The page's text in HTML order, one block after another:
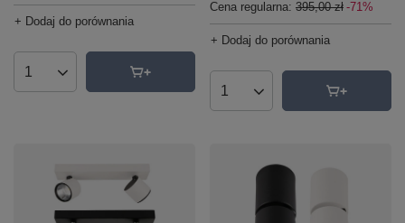
+ Dodaj do porównania
Ilość produktów
Cena regularna: 395,00 zł -71%
+ Dodaj do porównania
Ilość produktów